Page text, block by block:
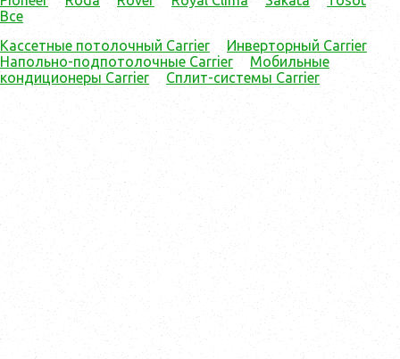
Все
Кассетные потолочный Carrier
Инверторный Carrier
Напольно-подпотолочные Carrier
Мобильные
кондиционеры Carrier
Сплит-системы Carrier